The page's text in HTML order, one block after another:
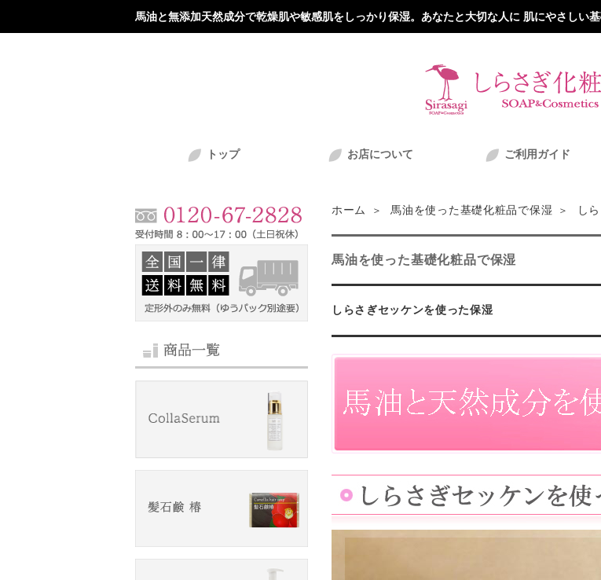
馬油と無添加天然成分で乾燥肌や敏感肌をしっかり保湿。あなたと大切な人に 肌にやさしい
トップ お店について ご利用ガイド
ホーム 馬油を使った基礎化粧品で保湿 し
馬油を使った基礎化粧品で保湿
しらさぎセッケンを使った保湿